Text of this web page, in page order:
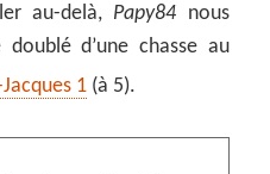
au-delà, Papy84 nous
d’une chasse au
1 (à 5).